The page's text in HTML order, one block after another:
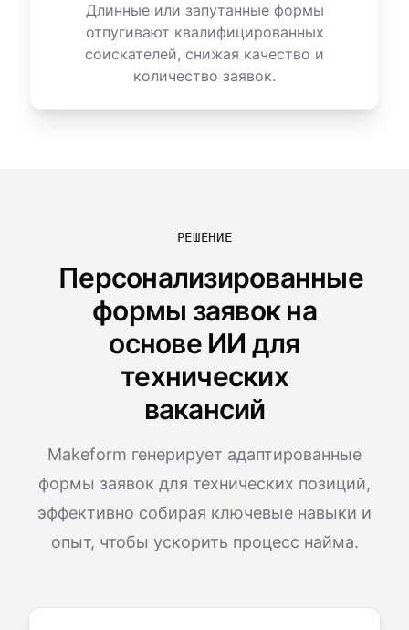
Длинные или запутанные формы
отпугивают квалифицированных
соискателей, снижая качество и
количество заявок.
РЕШЕНИЕ
Персонализированные
формы заявок на
основе ИИ для
технических
вакансий
Makeform генерирует адаптированные
формы заявок для технических позиций,
эффективно собирая ключевые навыки и
опыт, чтобы ускорить процесс найма.